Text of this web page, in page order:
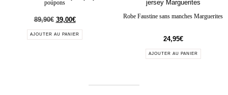
poupons
89,90€ 39,00€
AJOUTER AU PANIER
Robe Faustine sans manches Marguerites
24,95€
AJOUTER AU PANIER